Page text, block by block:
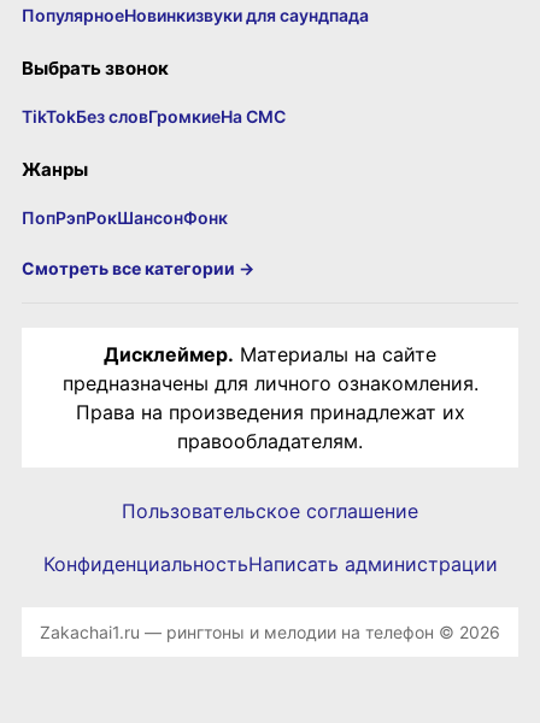
ПопулярноеНовинкизвуки для саундпада
Выбрать звонок
TikTokБез словГромкиеНа СМС
Жанры
ПопРэпРокШансонФонк
Смотреть все категории →
Дисклеймер. Материалы на сайте
предназначены для личного ознакомления.
Права на произведения принадлежат их
правообладателям.
Пользовательское соглашение
КонфиденциальностьНаписать администрации
Zakachai1.ru — рингтоны и мелодии на телефон © 2026